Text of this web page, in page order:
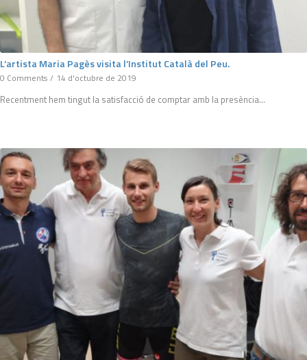
L’artista Maria Pagès visita l’Institut Català del Peu.
0 Comments / 14 d'octubre de 2019
Recentment hem tingut la satisfacció de comptar amb la presència…